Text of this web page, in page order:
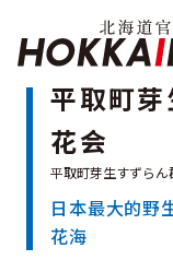
特辑
温泉
活动祭典
推荐行程
区域指南
平取町
花会
日本最大的野
花海